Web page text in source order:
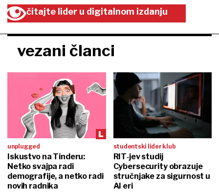
čitajte lider u digitalnom izdanju
vezani članci
unplugged
Iskustvo na Tinderu:
Netko svajpa radi
demografije, a netko radi
novih radnika
studentski lider klub
RIT‑jev studij
Cybersecurity obrazuje
stručnjake za sigurnost u
AI eri